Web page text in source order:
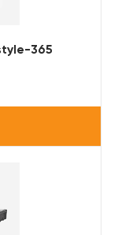
365